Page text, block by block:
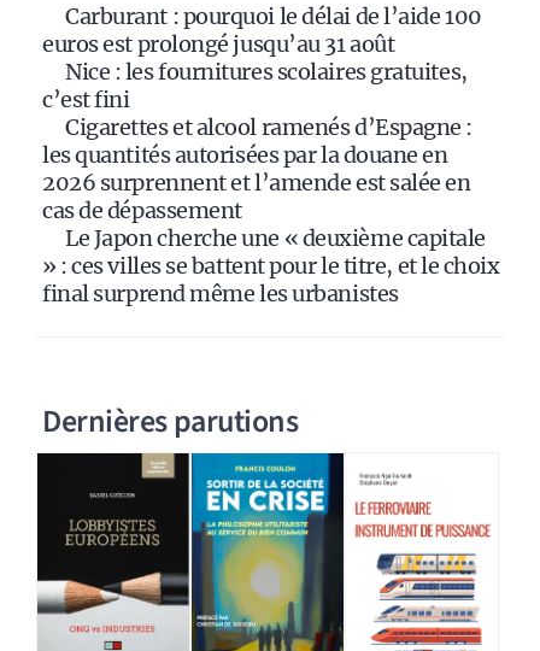
Carburant : pourquoi le délai de l’aide 100
euros est prolongé jusqu’au 31 août
Nice : les fournitures scolaires gratuites,
c’est fini
Cigarettes et alcool ramenés d’Espagne :
les quantités autorisées par la douane en
2026 surprennent et l’amende est salée en
cas de dépassement
Le Japon cherche une « deuxième capitale
» : ces villes se battent pour le titre, et le choix
final surprend même les urbanistes
Dernières parutions